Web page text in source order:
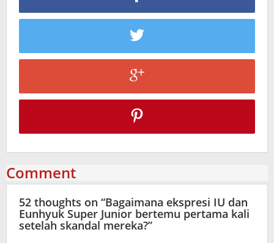
Comment
52 thoughts on “Bagaimana ekspresi IU dan
Eunhyuk Super Junior bertemu pertama kali
setelah skandal mereka?”